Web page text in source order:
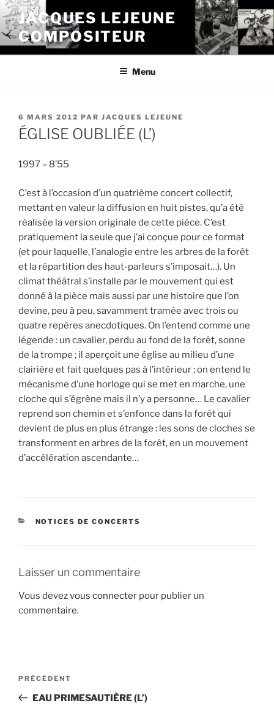
Aller
au
contenu
JACQUES LEJEUNE
COMPOSITEUR
Menu
PUBLIÉ
LE
6 MARS 2012 PAR JACQUES LEJEUNE
ÉGLISE OUBLIÉE (L’)
1997 – 8’55
C’est à l’occasion d’un quatrième concert collectif,
mettant en valeur la diffusion en huit pistes, qu’a été
réalisée la version originale de cette pièce. C’est
pratiquement la seule que j’ai conçue pour ce format
(et pour laquelle, l’analogie entre les arbres de la forêt
et la répartition des haut-parleurs s’imposait…). Un
climat théâtral s’installe par le mouvement qui est
donné à la pièce mais aussi par une histoire que l’on
devine, peu à peu, savamment tramée avec trois ou
quatre repères anecdotiques. On l’entend comme une
légende : un cavalier, perdu au fond de la forêt, sonne
de la trompe ; il aperçoit une église au milieu d’une
clairière et fait quelques pas à l’intérieur ; on entend le
mécanisme d’une horloge qui se met en marche, une
cloche qui s’égrène mais il n’y a personne… Le cavalier
reprend son chemin et s’enfonce dans la forêt qui
devient de plus en plus étrange : les sons de cloches se
transforment en arbres de la forêt, en un mouvement
d’accélération ascendante…
CATÉGORIES
NOTICES DE CONCERTS
Laisser un commentaire
Vous devezvous connecter pour publier un
commentaire.
Navigation
l’article
Article
précédent
PRÉCÉDENT
EAU PRIMESAUTIÈRE (L’)